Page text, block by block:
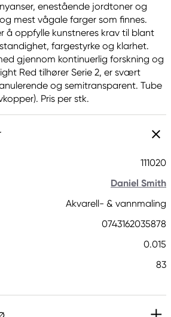
enestående jordtoner og
mest vågale farger som finnes.
å oppfylle kunstneres krav til blant
fargestyrke og klarhet.
gjennom kontinuerlig forskning og
Red tilhører Serie 2, er svært
og semitransparent. Tube
Pris per stk.
111020
Daniel Smith
Akvarell- & vannmaling
0743162035878
0.015
83